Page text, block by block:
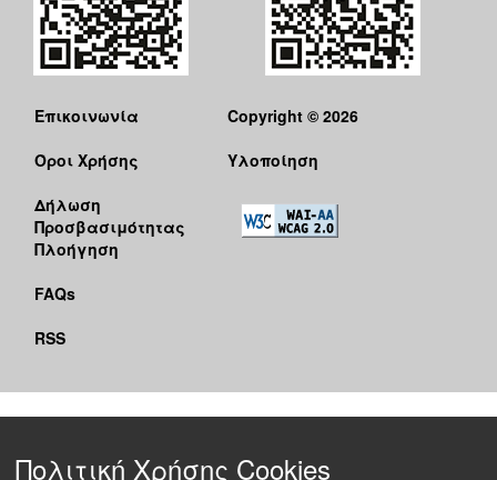
Επικοινωνία
Όροι Χρήσης
Δήλωση
Προσβασιμότητας
Πλοήγηση
FAQs
RSS
Copyright © 2026
Υλοποίηση
Πολιτική Χρήσης Cookies